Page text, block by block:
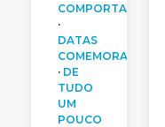
COMPORTAMENTO
·
DATAS
COMEMORATIVAS
· DE
TUDO
UM
POUCO